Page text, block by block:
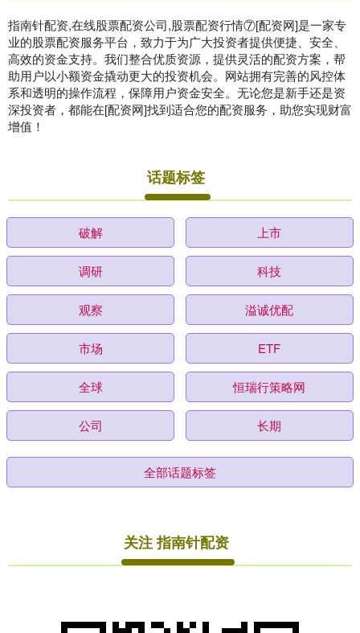
指南针配资,在线股票配资公司,股票配资行情⑦[配资网]是一家专
业的股票配资服务平台，致力于为广大投资者提供便捷、安全、
高效的资金支持。我们整合优质资源，提供灵活的配资方案，帮
助用户以小额资金撬动更大的投资机会。网站拥有完善的风控体
系和透明的操作流程，保障用户资金安全。无论您是新手还是资
深投资者，都能在[配资网]找到适合您的配资服务，助您实现财富
增值！
话题标签
破解 上市
调研 科技
观察 溢诚优配
市场 ETF
全球 恒瑞行策略网
公司 长期
全部话题标签
关注 指南针配资